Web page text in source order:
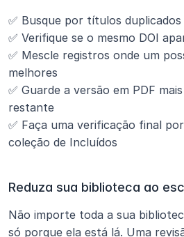
✅ Busque por títulos duplicados
✅ Verifique se o mesmo DOI
✅ Mescle registros onde um
melhores
✅ Guarde a versão em PDF
restante
✅ Faça uma verificação final
coleção de Incluídos
Reduza sua biblioteca ao
Não importe toda a sua
só porque ela está lá. Uma